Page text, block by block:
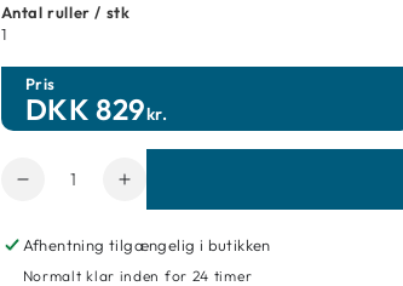
Antal ruller / stk
1
Pris
DKK 829kr.
Antal
Reducer
for
Tapet
Forøg
mængde
for
Tapet
Afhentning tilgængelig i butikken
Normalt klar inden for 24 timer